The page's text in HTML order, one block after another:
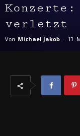
verletzt
Von Michael Jakob - 13.